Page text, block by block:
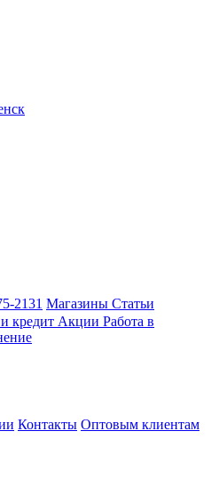
2131 Магазины Статьи
кредит Акции Работа в
Контакты Оптовым клиентам